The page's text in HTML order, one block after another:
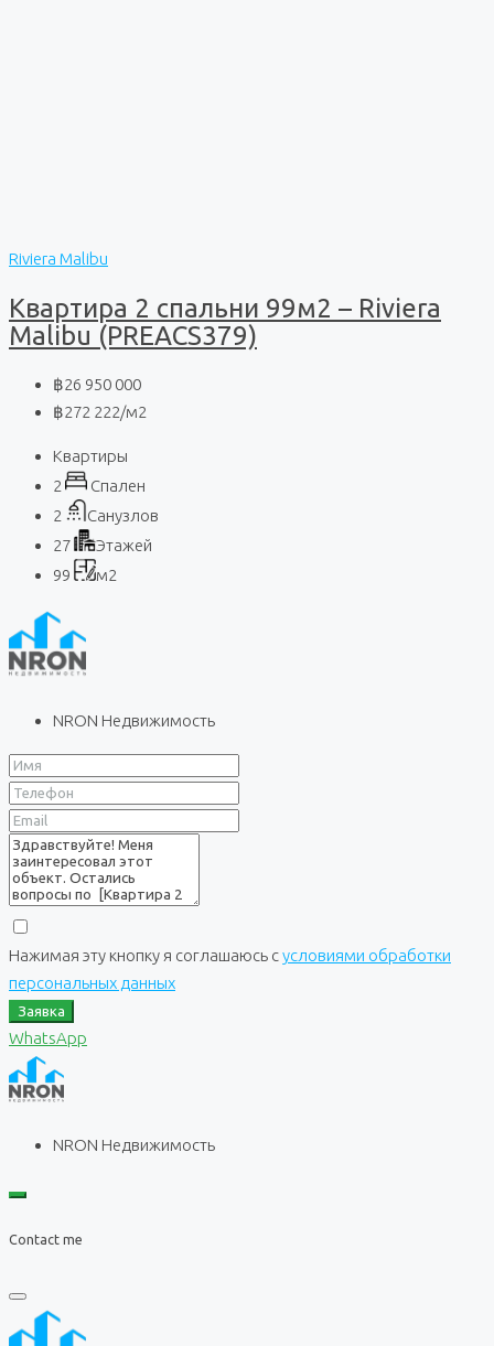
Riviera Malibu
Квартира 2 спальни 99м2 – Riviera
Malibu (PREACS379)
฿26 950 000
฿272 222/м2
Квартиры
2
Спален
2
Санузлов
27
Этажей
99
м2
NRON Недвижимость
Нажимая эту кнопку я соглашаюсь сусловиями обработки
персональных данных
Заявка
WhatsApp
NRON Недвижимость
Contact me